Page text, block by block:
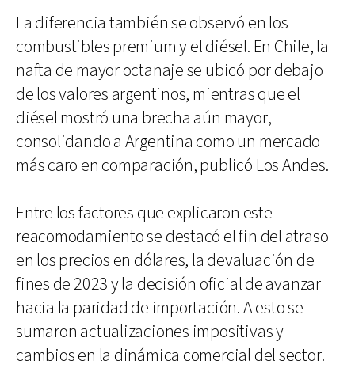
La diferencia también se observó en los
combustibles premium y el diésel. En Chile, la
nafta de mayor octanaje se ubicó por debajo
de los valores argentinos, mientras que el
diésel mostró una brecha aún mayor,
consolidando a Argentina como un mercado
más caro en comparación, publicó Los Andes.
Entre los factores que explicaron este
reacomodamiento se destacó el fin del atraso
en los precios en dólares, la devaluación de
fines de 2023 y la decisión oficial de avanzar
hacia la paridad de importación. A esto se
sumaron actualizaciones impositivas y
cambios en la dinámica comercial del sector.